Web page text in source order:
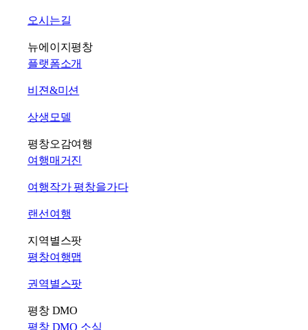
오시는길
뉴에이지평창
플랫폼소개
비젼&미션
상생모델
평창오감여행
여행매거진
여행작가 평창을가다
랜선여행
지역별스팟
평창여행맵
권역별스팟
평창 DMO
평창 DMO 소식